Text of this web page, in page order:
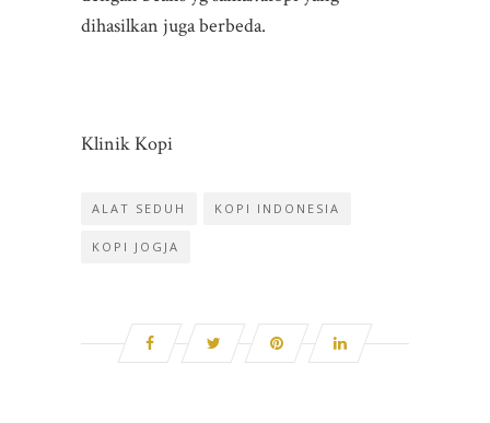
dihasilkan juga berbeda.
Klinik Kopi
ALAT SEDUH KOPI INDONESIA
KOPI JOGJA